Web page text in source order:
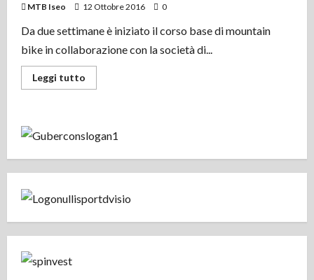
MTB Iseo 12 Ottobre 2016 0
Da due settimane è iniziato il corso base di mountain
bike in collaborazione con la società di...
Leggi tutto
di
per
adulti
Gruppo
Iseo.